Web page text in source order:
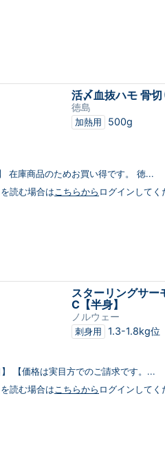
活〆血抜ハモ 骨
徳島
加熱用 500g
在庫商品のためお買い得です。 徳...
読む場合はこちらから ログインしてく
スターリングサー
C【半身】
ノルウェー
刺身用 1.3-1.8kg位
】 【価格は実目方でのご請求です。...
読む場合はこちらから ログインしてく